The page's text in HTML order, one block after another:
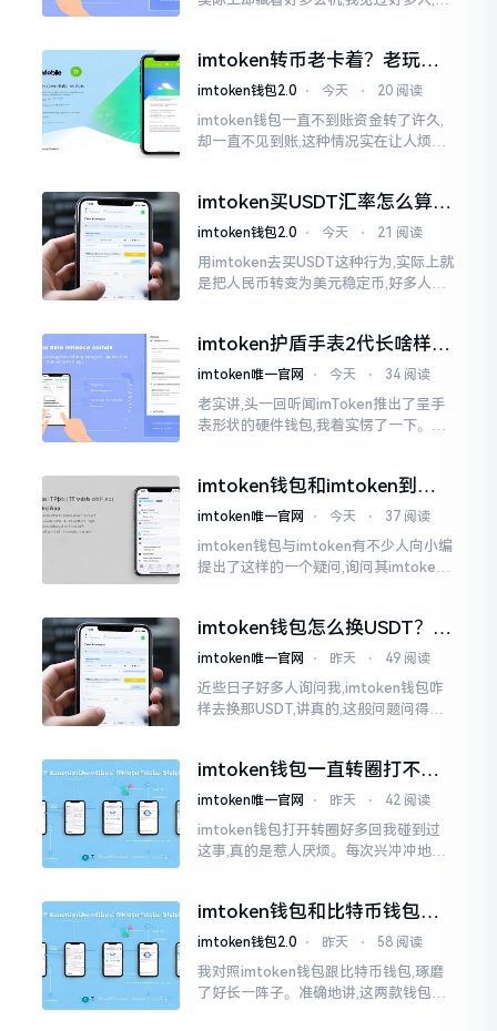
得
imtoken转币老卡着？老玩家
教你几招搞定
imtoken钱包2.0 ⋅ 今天 ⋅ 20 阅读
imtoken钱包一直不到账资金转了许久,
却一直不见到账,这种情况实在让人烦躁,
热锅上的蚂蚁,慌乱无措。
imtoken买USDT汇率怎么算？
几点买最划算
imtoken钱包2.0 ⋅ 今天 ⋅ 21 阅读
用imtoken去买USDT这种行为,实际上就
是把人民币转变为美元稳定币,好多人在
低的状况
imtoken护盾手表2代长啥样？
真实上手体验分享
imtoken唯一官网 ⋅ 今天 ⋅ 34 阅读
老实讲,头一回听闻imToken推出了呈手
表形状的硬件钱包,我着实愣了一下。在c
imtoken钱包和imtoken到底
是不是一回事？看完就懂了
imtoken唯一官网 ⋅ 今天 ⋅ 37 阅读
imtoken钱包与imtoken有不少人向小编
提出了这样的一个疑问,询问其imtoken
同一个物品
imtoken钱包怎么换USDT？这
几种方法你得知道
imtoken唯一官网 ⋅ 昨天 ⋅ 49 阅读
近些日子好多人询问我,imtoken钱包咋
样去换那USDT,讲真的,这般问题问得很
imtoken钱包一直转圈打不开
解决办法分享
imtoken唯一官网 ⋅ 昨天 ⋅ 42 阅读
imtoken钱包打开转圈好多回我碰到过
这事,真的是惹人厌烦。每次兴冲冲地开
大家说法不尽相同
imtoken钱包和比特币钱包，
谁更安全？老玩家来聊聊
imtoken钱包2.0 ⋅ 昨天 ⋅ 58 阅读
我对照imtoken钱包跟比特币钱包,琢磨
了好长一阵子。准确地讲,这两款钱包我